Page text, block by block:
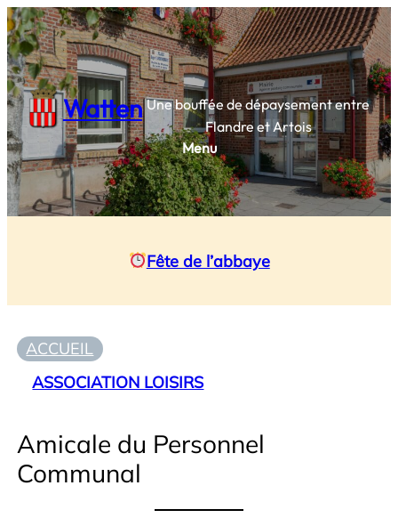
Watten Une bouffée de dépaysement entre
Flandre et Artois
Menu
Fête de l’abbaye
ACCUEIL
ASSOCIATION LOISIRS
Amicale du Personnel
Communal